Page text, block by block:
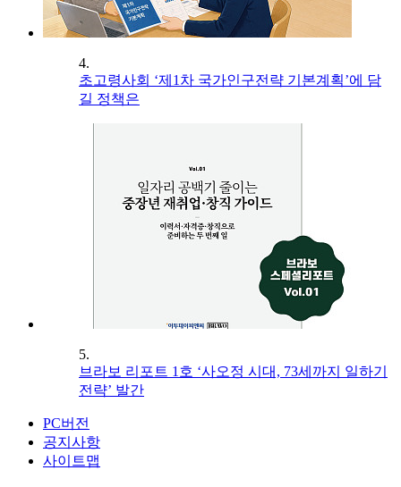
4.
초고령사회 ‘제1차 국가인구전략 기본계획’에 담
길 정책은
5.
브라보 리포트 1호 ‘사오정 시대, 73세까지 일하기
전략’ 발간
PC버전
공지사항
사이트맵